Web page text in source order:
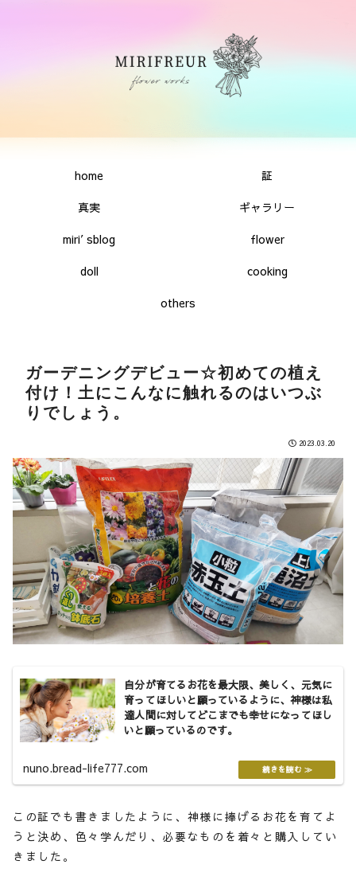
home
証
真実
ギャラリー
miri′sblog
flower
doll
cooking
others
ガーデニングデビュー☆初めての植え
付け！土にこんなに触れるのはいつぶ
りでしょう。
2023.03.20
自分が育てるお花を最大限、美しく、元気に
育ってほしいと願っているように、神様は私
達人間に対してどこまでも幸せになってほし
いと願っているのです。
nuno.bread-life777.com
この証でも書きましたように、神様に捧げるお花を育てよ
うと決め、色々学んだり、必要なものを着々と購入してい
きました。